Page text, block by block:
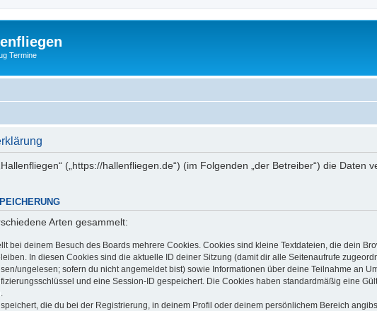
Termine
(„https://hallenfliegen.de“) (im Folgenden „der Betreiber“) die
Arten gesammelt:
bei deinem Besuch des Boards mehrere Cookies. Cookies sind kleine Textdateien, die dein
In diesen Cookies sind die aktuelle ID deiner Sitzung (damit dir alle Seitenaufrufe
ungelesen; sofern du nicht angemeldet bist) sowie Informationen über deine Teilnahme an
und eine Session-ID gespeichert. Die Cookies haben standardmäßig eine
die du bei der Registrierung, in deinem Profil oder deinem persönlichem Bereich